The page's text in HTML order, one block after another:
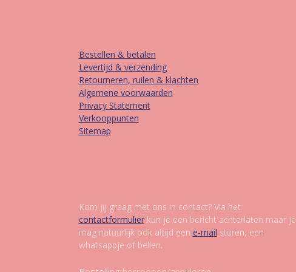
Bestellen & betalen
Levertijd & verzending
Retourneren, ruilen & klachten
Algemene voorwaarden
Privacy Statement
Verkooppunten
Sitemap
Kom jij graag met ons in contact? Via het
contactformulierkun je een bericht achterlaten maar je
mag natuurlijk ook altijd een e-mail sturen, een
whatsappje of bellen.